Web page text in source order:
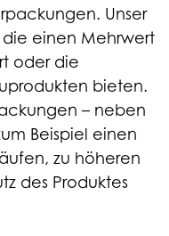
Unser
die einen Mehrwert
oder die
bieten.
– neben
Beispiel einen
zu höheren
des Produktes